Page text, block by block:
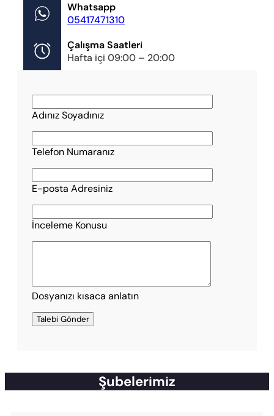
Whatsapp
05417471310
Çalışma Saatleri
Hafta içi 09:00 – 20:00
Adınız Soyadınız
Telefon Numaranız
E-posta Adresiniz
İnceleme Konusu
Dosyanızı kısaca anlatın
Şubelerimiz